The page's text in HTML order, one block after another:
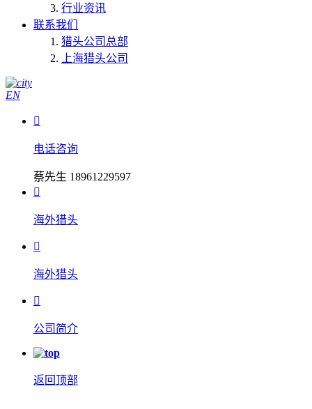
行业资讯
联系我们
猎头公司总部
上海猎头公司
EN

电话咨询
蔡先生 18961229597

海外猎头

海外猎头

公司简介
返回顶部